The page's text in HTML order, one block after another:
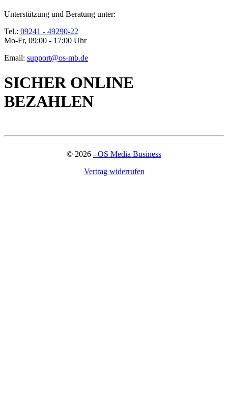
Unterstützung und Beratung unter:
Tel.: 09241 - 49290-22
Mo-Fr, 09:00 - 17:00 Uhr
Email: support@os-mb.de
SICHER ONLINE
BEZAHLEN
© 2026 - OS Media Business
Vertrag widerrufen